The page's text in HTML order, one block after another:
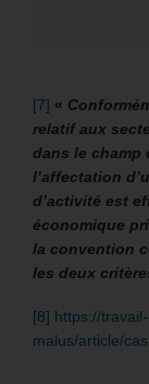
[7] «
relatif aux
dans le champ
l’affectation
d’activité est
économique
la convention
les deux
[8] https://
malus/article/